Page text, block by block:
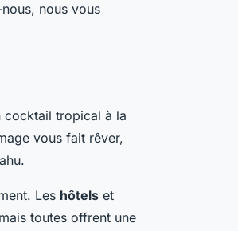
nous vous
cocktail tropical à la
vous fait rêver,
Les hôtels et
toutes offrent une